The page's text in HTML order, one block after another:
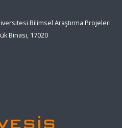
Bilimsel Araştırma Projeleri
Binası, 17020